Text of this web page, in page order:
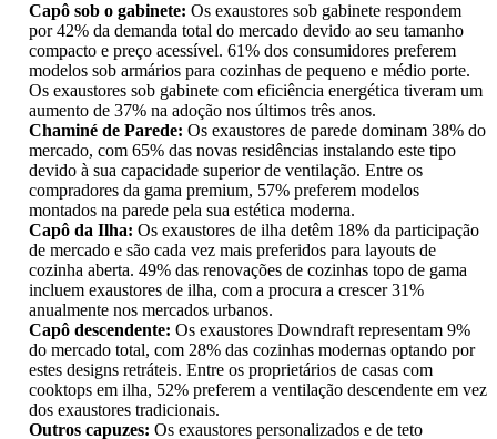
Capô sob o gabinete: Os exaustores sob gabinete respondem
por 42% da demanda total do mercado devido ao seu tamanho
compacto e preço acessível. 61% dos consumidores preferem
modelos sob armários para cozinhas de pequeno e médio porte.
Os exaustores sob gabinete com eficiência energética tiveram um
aumento de 37% na adoção nos últimos três anos.
Chaminé de Parede: Os exaustores de parede dominam 38% do
mercado, com 65% das novas residências instalando este tipo
devido à sua capacidade superior de ventilação. Entre os
compradores da gama premium, 57% preferem modelos
montados na parede pela sua estética moderna.
Capô da Ilha: Os exaustores de ilha detêm 18% da participação
de mercado e são cada vez mais preferidos para layouts de
cozinha aberta. 49% das renovações de cozinhas topo de gama
incluem exaustores de ilha, com a procura a crescer 31%
anualmente nos mercados urbanos.
Capô descendente: Os exaustores Downdraft representam 9%
do mercado total, com 28% das cozinhas modernas optando por
estes designs retráteis. Entre os proprietários de casas com
cooktops em ilha, 52% preferem a ventilação descendente em vez
dos exaustores tradicionais.
Outros capuzes: Os exaustores personalizados e de teto